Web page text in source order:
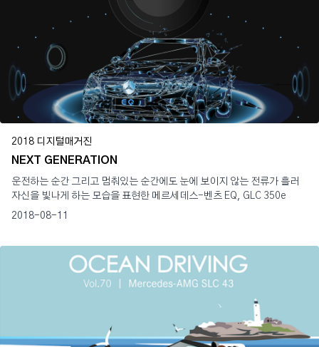
2018 디지털매거진
NEXT GENERATION
운전하는 순간 그리고 멈춰있는 순간에도 눈에 보이지 않는 전류가 흘러
자신을 빛나게 하는 모습을 표현한 메르세데스-벤츠 EQ, GLC 350e
2018-08-11